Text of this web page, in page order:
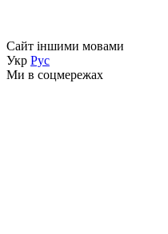
Сайт іншими мовами
Укр Рус
Ми в соцмережах